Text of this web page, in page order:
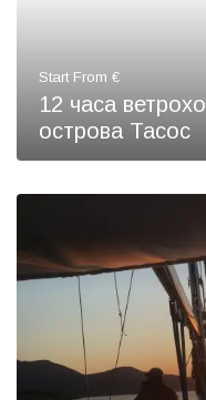
Start From €
12 часа
острова Тасос